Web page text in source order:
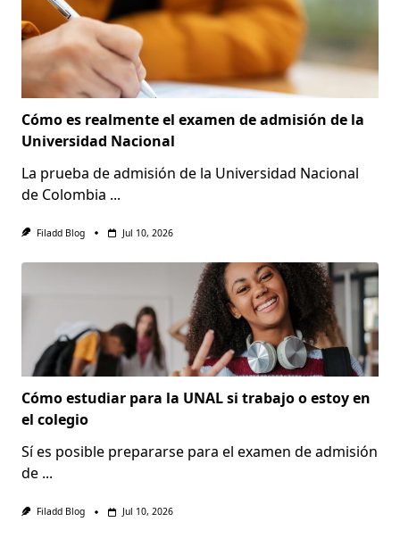
Cómo es realmente el examen de admisión de la
Universidad Nacional
La prueba de admisión de la Universidad Nacional
de Colombia ...
Filadd Blog Jul 10, 2026
Cómo estudiar para la UNAL si trabajo o estoy en
el colegio
Sí es posible prepararse para el examen de admisión
de ...
Filadd Blog Jul 10, 2026